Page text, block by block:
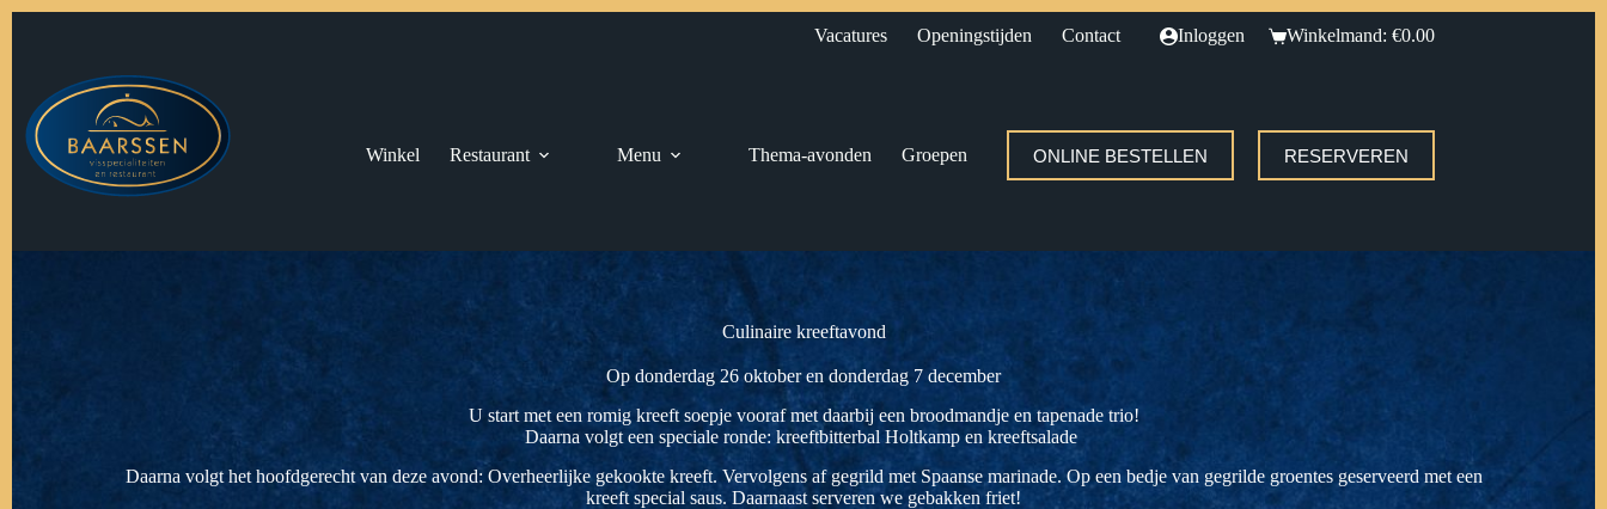
Vacatures Openingstijden Contact Inloggen Winkelmand: €0.00
Winkel Restaurant Menu Thema-avonden Groepen ONLINE BESTELLEN RESERVEREN
Culinaire kreeftavond
Op donderdag 26 oktober en donderdag 7 december
U start met een romig kreeft soepje vooraf met daarbij een broodmandje en tapenade trio!
Daarna volgt een speciale ronde: kreeftbitterbal Holtkamp en kreeftsalade
Daarna volgt het hoofdgerecht van deze avond: Overheerlijke gekookte kreeft. Vervolgens af gegrild met Spaanse marinade. Op een bedje van gegrilde groentes geserveerd met een
kreeft special saus. Daarnaast serveren we gebakken friet!